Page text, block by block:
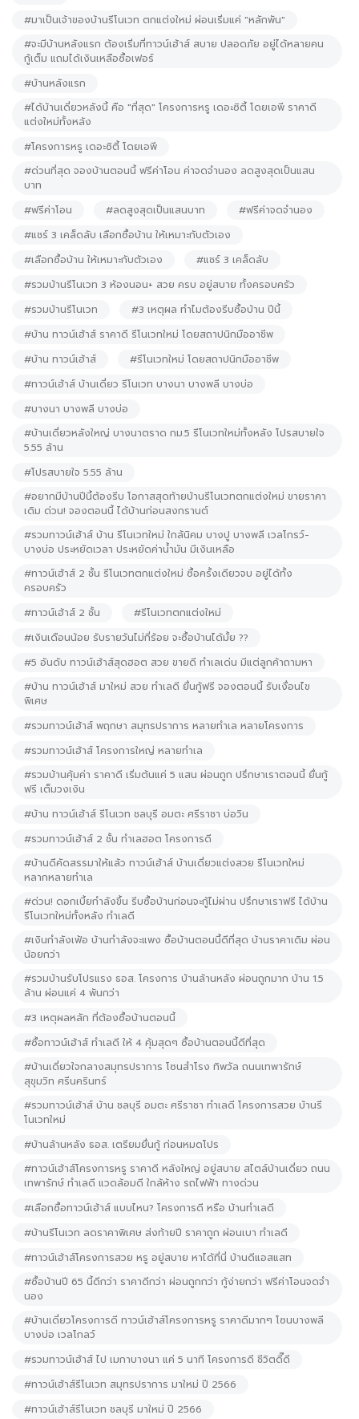
#มาเป็นเจ้าของบ้านรีโนเวท ตกแต่งใหม่ ผ่อนเริ่มแค่ "หลักพัน"
#จะมีบ้านหลังแรก ต้องเริ่มที่ทาวน์เฮ้าส์ สบาย ปลอดภัย อยู่ได้หลายคน
กู้เต็ม แถมได้เงินเหลือซื้อเฟอร์
#บ้านหลังแรก
#ได้บ้านเดี่ยวหลังนี้ คือ "ที่สุด" โครงการหรู เดอะซิตี้ โดยเอพี ราคาดี
แต่งใหม่ทั้งหลัง
#โครงการหรู เดอะซิตี้ โดยเอพี
#ด่วนที่สุด จองบ้านตอนนี้ ฟรีค่าโอน ค่าจดจำนอง ลดสูงสุดเป็นแสน
บาท
#ฟรีค่าโอน
#ลดสูงสุดเป็นแสนบาท
#ฟรีค่าจดจำนอง
#แชร์ 3 เคล็ดลับ เลือกซื้อบ้าน ให้เหมาะกับตัวเอง
#เลือกซื้อบ้าน ให้เหมาะกับตัวเอง
#แชร์ 3 เคล็ดลับ
#รวมบ้านรีโนเวท 3 ห้องนอน+ สวย ครบ อยู่สบาย ทั้งครอบครัว
#รวมบ้านรีโนเวท
#3 เหตุผล ทำไมต้องรีบซื้อบ้าน ปีนี้
#บ้าน ทาวน์เฮ้าส์ ราคาดี รีโนเวทใหม่ โดยสถาปนิกมืออาชีพ
#บ้าน ทาวน์เฮ้าส์
#รีโนเวทใหม่ โดยสถาปนิกมืออาชีพ
#ทาวน์เฮ้าส์ บ้านเดี่ยว รีโนเวท บางนา บางพลี บางบ่อ
#บางนา บางพลี บางบ่อ
#บ้านเดี่ยวหลังใหญ่ บางนาตราด กม.5 รีโนเวทใหม่ทั้งหลัง โปรสบายใจ
5.55 ล้าน
#โปรสบายใจ 5.55 ล้าน
#อยากมีบ้านปีนี้ต้องรีบ โอกาสสุดท้ายบ้านรีโนเวทตกแต่งใหม่ ขายราคา
เดิม ด่วน! จองตอนนี้ ได้บ้านก่อนสงกรานต์
#รวมทาวน์เฮ้าส์ บ้าน รีโนเวทใหม่ ใกล้นิคม บางปู บางพลี เวลโกรว์-
บางบ่อ ประหยัดเวลา ประหยัดค่าน้ำมัน มีเงินเหลือ
#ทาวน์เฮ้าส์ 2 ชั้น รีโนเวทตกแต่งใหม่ ซื้อครั้งเดียวจบ อยู่ได้ทั้ง
ครอบครัว
#ทาวน์เฮ้าส์ 2 ชั้น
#รีโนเวทตกแต่งใหม่
#เงินเดือนน้อย รับรายวันไม่กี่ร้อย จะซื้อบ้านได้มั้ย ??
#5 อันดับ ทาวน์เฮ้าส์สุดฮอต สวย ขายดี ทำเลเด่น มีแต่ลูกค้าถามหา
#บ้าน ทาวน์เฮ้าส์ มาใหม่ สวย ทำเลดี ยื่นกู้ฟรี จองตอนนี้ รับเงื่อนไข
พิเศษ
#รวมทาวน์เฮ้าส์ พฤกษา สมุทรปราการ หลายทำเล หลายโครงการ
#รวมทาวน์เฮ้าส์ โครงการใหญ่ หลายทำเล
#รวมบ้านคุ้มค่า ราคาดี เริ่มต้นแค่ 5 แสน ผ่อนถูก ปรึกษาเราตอนนี้ ยื่นกู้
ฟรี เต็มวงเงิน
#บ้าน ทาวน์เฮ้าส์ รีโนเวท ชลบุรี อมตะ ศรีราชา บ่อวิน
#รวมทาวน์เฮ้าส์ 2 ชั้น ทำเลฮอต โครงการดี
#บ้านดีคัดสรรมาให้แล้ว ทาวน์เฮ้าส์ บ้านเดี่ยวแต่งสวย รีโนเวทใหม่
หลากหลายทำเล
#ด่วน! ดอกเบี้ยกำลังขึ้น รีบซื้อบ้านก่อนจะกู้ไม่ผ่าน ปรึกษาเราฟรี ได้บ้าน
รีโนเวทใหม่ทั้งหลัง ทำเลดี
#เงินกำลังเฟ้อ บ้านกำลังจะแพง ซื้อบ้านตอนนี้ดีที่สุด บ้านราคาเดิม ผ่อน
น้อยกว่า
#รวมบ้านรับโปรแรง ธอส. โครงการ บ้านล้านหลัง ผ่อนถูกมาก บ้าน 1.5
ล้าน ผ่อนแค่ 4 พันกว่า
#3 เหตุผลหลัก ที่ต้องซื้อบ้านตอนนี้
#ซื้อทาวน์เฮ้าส์ ทำเลดี ให้ 4 คุ้มสุดๆ ซื้อบ้านตอนนี้ดีที่สุด
#บ้านเดี่ยวใจกลางสมุทรปราการ โซนสำโรง ทิพวัล ถนนเทพารักษ์
สุขุมวิท ศรีนครินทร์
#รวมทาวน์เฮ้าส์ บ้าน ชลบุรี อมตะ ศรีราชา ทำเลดี โครงการสวย บ้านรี
โนเวทใหม่
#บ้านล้านหลัง ธอส. เตรียมยื่นกู้ ก่อนหมดโปร
#ทาวน์เฮ้าส์โครงการหรู ราคาดี หลังใหญ่ อยู่สบาย สไตล์บ้านเดี่ยว ถนน
เทพารักษ์ ทำเลดี แวดล้อมดี ใกล้ห้าง รถไฟฟ้า ทางด่วน
#เลือกซื้อทาวน์เฮ้าส์ แบบไหน? โครงการดี หรือ บ้านทำเลดี
#บ้านรีโนเวท ลดราคาพิเศษ ส่งท้ายปี ราคาถูก ผ่อนเบา ทำเลดี
#ทาวน์เฮ้าส์โครงการสวย หรู อยู่สบาย หาได้ที่นี่ บ้านดีแอสแสท
#ซื้อบ้านปี 65 นี้ดีกว่า ราคาดีกว่า ผ่อนถูกกว่า กู้ง่ายกว่า ฟรีค่าโอนจดจำ
นอง
#บ้านเดี่ยวโครงการดี ทาวน์เฮ้าส์โครงการหรู ราคาดีมากๆ โซนบางพลี
บางบ่อ เวลโกลว์
#รวมทาวน์เฮ้าส์ ไป เมกาบางนา แค่ 5 นาที โครงการดี ชีวิตดี๊ดี
#ทาวน์เฮ้าส์รีโนเวท สมุทรปราการ มาใหม่ ปี 2566
#ทาวน์เฮ้าส์รีโนเวท ชลบุรี มาใหม่ ปี 2566